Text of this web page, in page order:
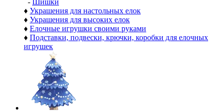
- Шишки
♦ Украшения для настольных елок
♦ Украшения для высоких елок
♦ Елочные игрушки своими руками
♦ Подставки, подвески, крючки, коробки для елочных
игрушек